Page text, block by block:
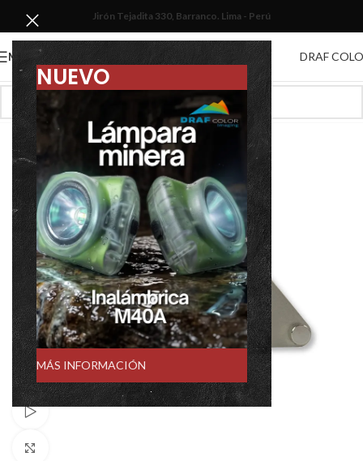
NUEVO
MÁS INFORMACIÓN
Jirón Tejadita 330, Barranco. Lima - Perú
MENU DRAF